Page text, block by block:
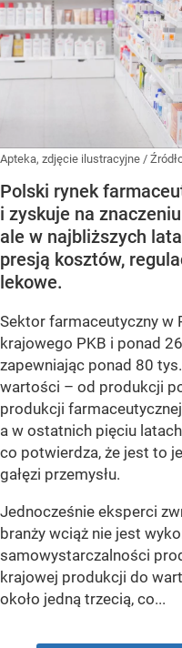
Apteka, zdjęcie ilustracyjne /
Polski rynek
i zyskuje na
ale w najbliższych
presją kosztów,
lekowe.
Sektor farmaceutyczny w
krajowego PKB i ponad
zapewniając ponad 80
wartości – od produkcji
produkcji
a w ostatnich pięciu
co potwierdza, że jest to
gałęzi przemysłu.
Jednocześnie eksperci
branży wciąż nie jest
samowystarczalności
krajowej produkcji do
około jedną trzecią, co...